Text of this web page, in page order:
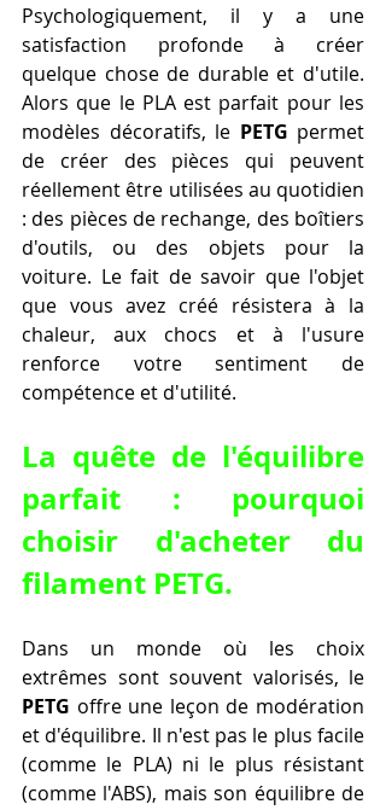
Psychologiquement, il y a une
satisfaction profonde à créer
quelque chose de durable et d'utile.
Alors que le PLA est parfait pour les
modèles décoratifs, le PETG permet
de créer des pièces qui peuvent
réellement être utilisées au quotidien
: des pièces de rechange, des boîtiers
d'outils, ou des objets pour la
voiture. Le fait de savoir que l'objet
que vous avez créé résistera à la
chaleur, aux chocs et à l'usure
renforce votre sentiment de
compétence et d'utilité.
La quête de l'équilibre
parfait : pourquoi
choisir d'acheter du
filament PETG.
Dans un monde où les choix
PETG offre une leçon de modération
et d'équilibre. Il n'est pas le plus facile
(comme le PLA) ni le plus résistant
(comme l'ABS), mais son équilibre de